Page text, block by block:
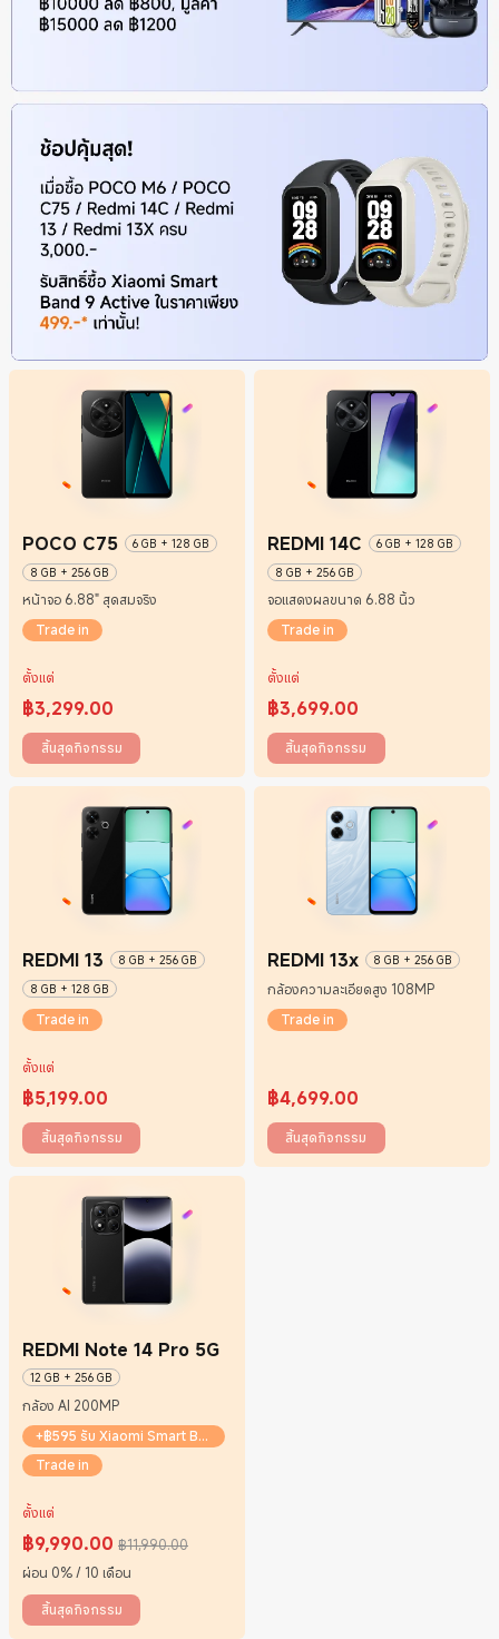
POCO C75
6 GB + 128 GB
8 GB + 256 GB
หน้าจอ 6.88" สุดสมจริง
Trade in
ตั้งแต่
฿3,299.00
Current Price ฿3299
สิ้นสุดกิจกรรม
REDMI 14C
6 GB + 128 GB
8 GB + 256 GB
จอแสดงผลขนาด 6.88 นิ้ว
Trade in
ตั้งแต่
฿3,699.00
Current Price ฿3699
สิ้นสุดกิจกรรม
REDMI 13
8 GB + 256 GB
8 GB + 128 GB
Trade in
ตั้งแต่
฿5,199.00
Current Price ฿5199
สิ้นสุดกิจกรรม
REDMI 13x 8 GB + 256 GB
กล้องความละเอียดสูง 108MP
Trade in
฿4,699.00
Current Price ฿4699
สิ้นสุดกิจกรรม
REDMI Note 14 Pro 5G
12 GB + 256 GB
กล้อง AI 200MP
+฿595 รับ Xiaomi Smart Band 9
Trade in
ตั้งแต่
฿9,990.00
Current Price ฿9990
฿11,990.00
ราคาโปรโมชั่น ฿11,990.00
ผ่อน 0% / 10 เดือน
สิ้นสุดกิจกรรม